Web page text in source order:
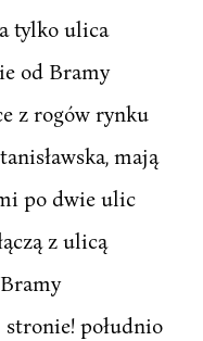
tylko ulica
od Bramy
z rogów rynku
mają
po dwie ulic
z ulicą
stronie! południo